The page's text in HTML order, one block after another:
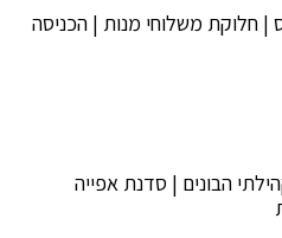
| כותר פיס | חלוקת משלוחי מנות | הכניסה
| מרכז קהילתי הבונים | סדנת אפייה